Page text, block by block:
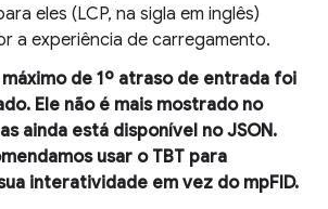
eles (LCP, na sigla em inglês)
a experiência de carregamento.
de 1º atraso de entrada foi
. Ele não é mais mostrado no
ainda está disponível no JSON.
usar o TBT para
interatividade em vez do mpFID.